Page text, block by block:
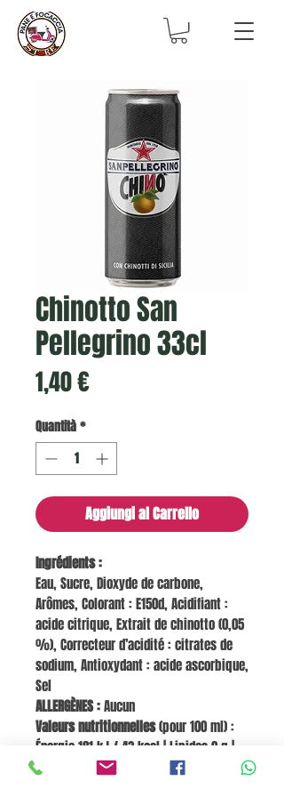
Chinotto San
Pellegrino 33cl
1,40 €Prezzo
Quantità*
Aggiungi al Carrello
Ingrédients :
Eau, Sucre, Dioxyde de carbone,
Arômes, Colorant : E150d, Acidifiant :
acide citrique, Extrait de chinotto (0,05
%), Correcteur d’acidité : citrates de
sodium, Antioxydant : acide ascorbique,
Sel
ALLERGÈNES :Aucun
Valeurs nutritionnelles(pour 100 ml) :
Énergie 181 kJ / 43 kcal | Lipides 0 g |
dont acides gras saturés 0 g | Glucides